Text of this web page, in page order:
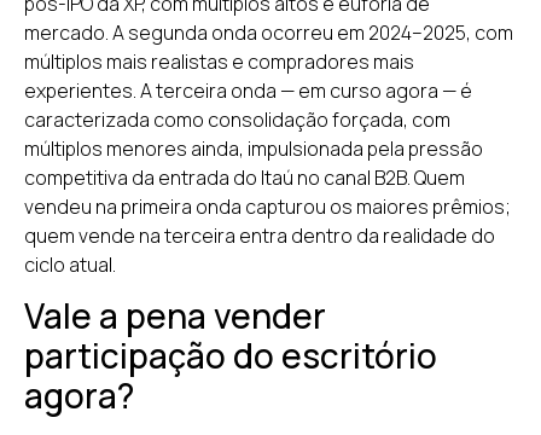
mercado. A segunda onda ocorreu em 2024–2025, com
múltiplos mais realistas e compradores mais
experientes. A terceira onda — em curso agora — é
caracterizada como consolidação forçada, com
múltiplos menores ainda, impulsionada pela pressão
competitiva da entrada do Itaú no canal B2B. Quem
vendeu na primeira onda capturou os maiores prêmios;
quem vende na terceira entra dentro da realidade do
ciclo atual.
Vale a pena vender
participação do escritório
agora?